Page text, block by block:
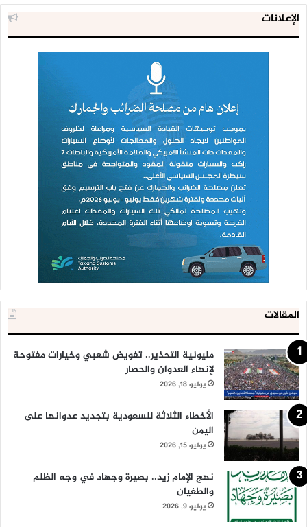
الإعلانات
المقالات
مليونية التحذير.. تفويض شعبي وخيارات مفتوحة
لإنهاء العدوان والحصار
يوليو 18, 2026
الأخطاء الثلاثة للسعودية بتجديد عدوانها على
اليمن
يوليو 15, 2026
نهج الإمام زيد.. بصيرة وجهاد في وجه الظلم
والطغيان
يوليو 9, 2026